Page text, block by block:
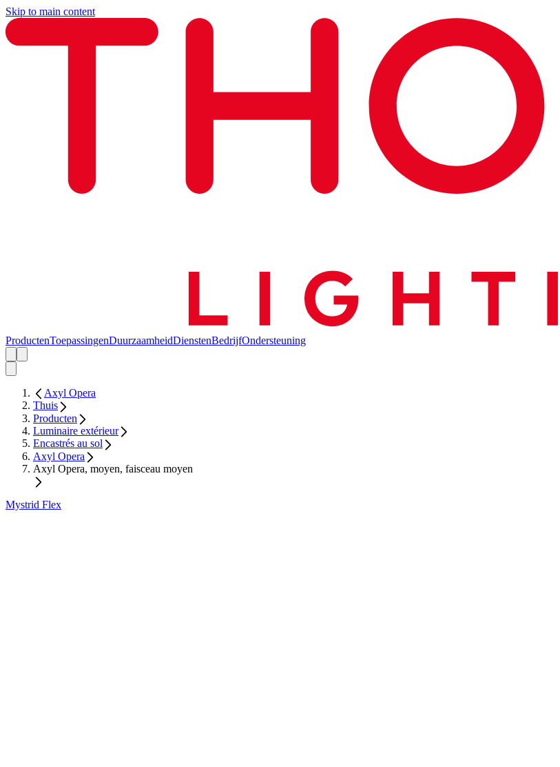
Skip to main content
ProductenToepassingenDuurzaamheidDienstenBedrijfOndersteuning
Axyl Opera
Thuis
Producten
Luminaire extérieur
Encastrés au sol
Axyl Opera
Axyl Opera, moyen, faisceau moyen
Mystrid Flex